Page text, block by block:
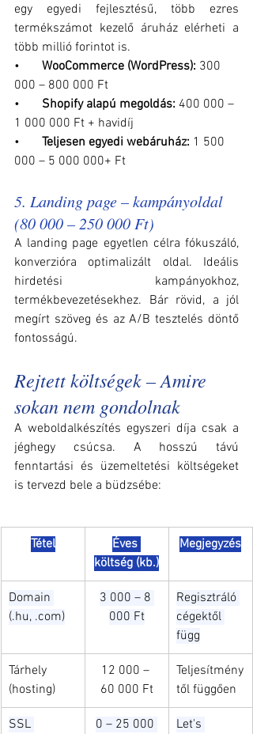
egy egyedi fejlesztésű, több ezres
termékszámot kezelő áruház elérheti a
több millió forintot is.
• WooCommerce (WordPress): 300
000 – 800 000 Ft
• Shopify alapú megoldás: 400 000 –
1 000 000 Ft + havidíj
• Teljesen egyedi webáruház: 1 500
000 – 5 000 000+ Ft
5. Landing page – kampányoldal
(80 000 – 250 000 Ft)
A landing page egyetlen célra fókuszáló,
konverzióra optimalizált oldal. Ideális
hirdetési kampányokhoz,
termékbevezetésekhez. Bár rövid, a jól
megírt szöveg és az A/B tesztelés döntő
fontosságú.
Rejtett költségek – Amire
sokan nem gondolnak
A weboldalkészítés egyszeri díja csak a
jéghegy csúcsa. A hosszú távú
fenntartási és üzemeltetési költségeket
is tervezd bele a büdzsébe:
Tétel
Éves
költség (kb.)
Megjegyzés
Domain
(.hu, .com)
3 000 – 8
000 Ft
Regisztráló
cégektől
függ
Tárhely
(hosting)
12 000 –
60 000 Ft
Teljesítmény
től függően
SSL
0 – 25 000
Let's